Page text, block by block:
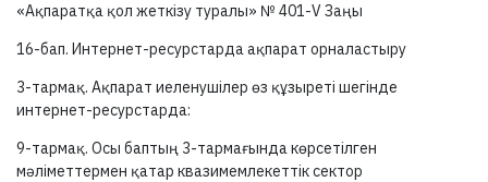
«Ақпаратқа қол жеткізу туралы» № 401-V Заңы
16-бап. Интернет-ресурстарда ақпарат орналастыру
3-тармақ. Ақпарат иеленушілер өз құзыреті шегінде
интернет-ресурстарда:
9-тармақ. Осы баптың 3-тармағындакөрсетілген
мәліметтермен қатар квазимемлекеттік сектор